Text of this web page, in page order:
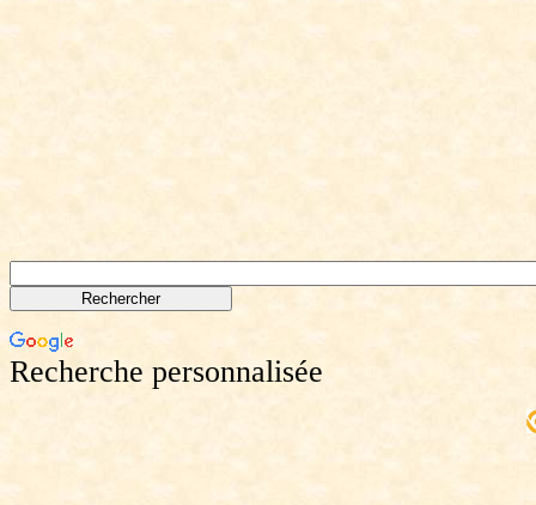
Recherche personnalisée